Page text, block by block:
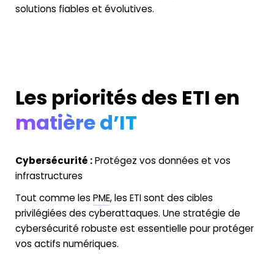
solutions fiables et évolutives.
Les priorités des ETI en
matière d’IT
Cybersécurité : Protégez vos données et vos
infrastructures
Tout comme les PME, les ETI sont des cibles
privilégiées des cyberattaques. Une stratégie de
cybersécurité robuste est essentielle pour protéger
vos actifs numériques.